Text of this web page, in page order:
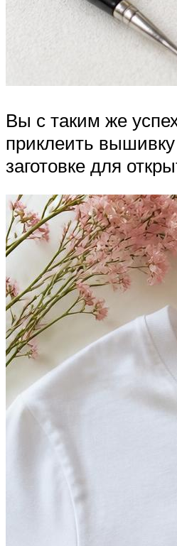
Вы с таким же
приклеить вышивку
заготовке для